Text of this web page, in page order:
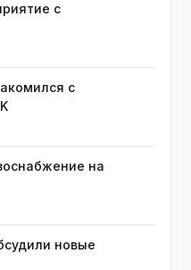
с
с
на
новые